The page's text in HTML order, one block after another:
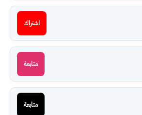
اشتراك
متابعة
متابعة